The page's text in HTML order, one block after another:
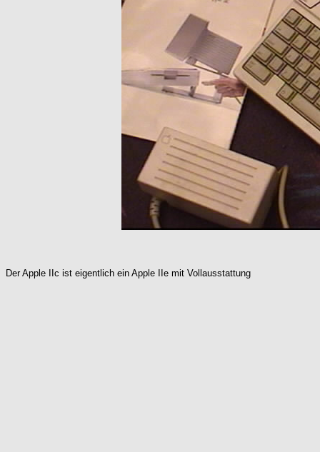
Der Apple IIc ist eigentlich ein Apple IIe mit Vollausstattung